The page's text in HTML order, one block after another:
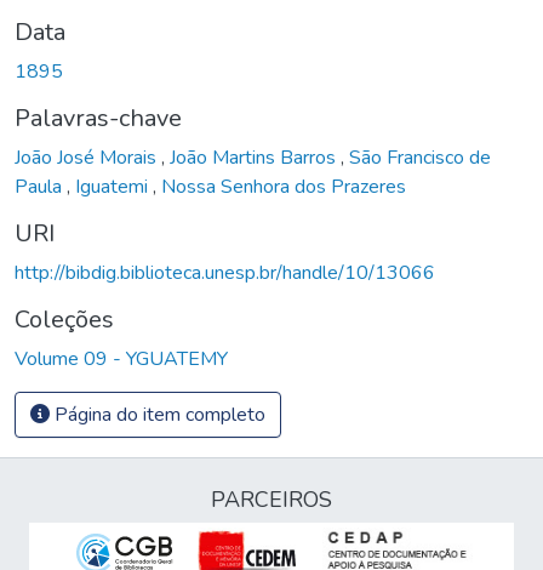
Data
1895
Palavras-chave
João José Morais , João Martins Barros , São Francisco de
Paula , Iguatemi , Nossa Senhora dos Prazeres
URI
http://bibdig.biblioteca.unesp.br/handle/10/13066
Coleções
Volume 09 - YGUATEMY
Página do item completo
PARCEIROS